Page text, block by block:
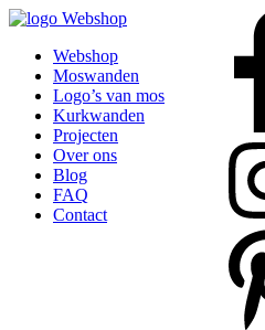
Webshop
Webshop
Moswanden
Logo’s van mos
Kurkwanden
Projecten
Over ons
Blog
FAQ
Contact